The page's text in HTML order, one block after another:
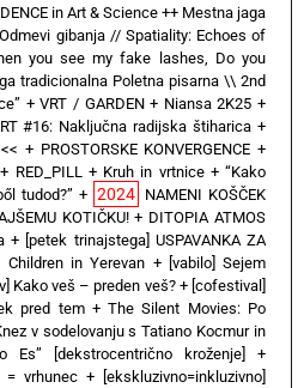
in Art & Science ++ Mestna jaga
gibanja // Spatiality: Echoes of
you see my fake lashes, Do you
tradicionalna Poletna pisarna \\ 2nd
+VRT / GARDEN+ Niansa 2K25 +
#16: Naključna radijska štiharica +
+ PROSTORSKE KONVERGENCE +
+ RED_PILL + Kruh in vrtnice+ “Kako
tudod?” + 2024 NAMENI KOŠČEK
KOTIČKU!+ DITOPIA ATMOS
+ [petek trinajstega] USPAVANKA ZA
Children in Yerevan + [vabilo] Sejem
Kako veš – preden veš?+ [cofestival]
pred tem+The Silent Movies: Po
v sodelovanju s Tatiano Kocmur in
Es” [dekstrocentrično kroženje]
+
= vrhunec+
[ekskluzivno=inkluzivno]